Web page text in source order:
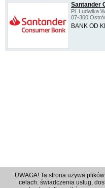
Santander
Pl. Ludwika
07-300
BANK OD
UWAGA! Ta strona używa
celach: świadczenia usług,